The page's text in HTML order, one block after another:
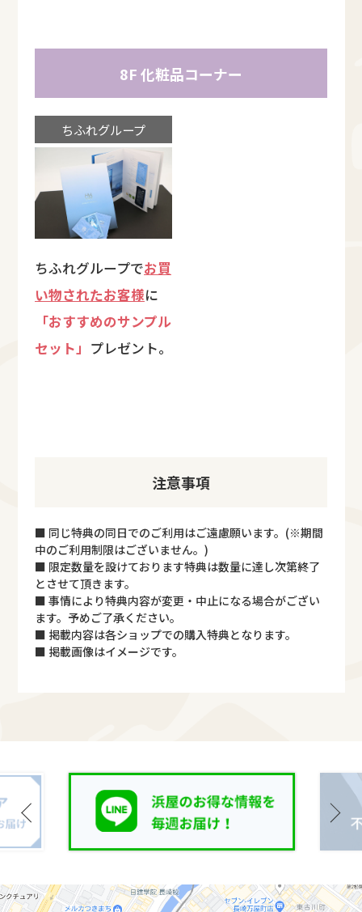
8F 化粧品コーナー
ちふれグループ
ちふれグループでお買
い物されたお客様に
「おすすめのサンプル
セット」 プレゼント。
注意事項
■ 同じ特典の同日でのご利用はご遠慮願います。(※期間
中のご利用制限はございません。)
■ 限定数量を設けております特典は数量に達し次第終了
とさせて頂きます。
■ 事情により特典内容が変更・中止になる場合がござい
ます。予めご了承ください。
■ 掲載内容は各ショップでの購入特典となります。
■ 掲載画像はイメージです。